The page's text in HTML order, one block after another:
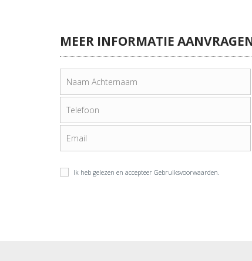
MEER INFORMATIE
Ik heb gelezen en accepteer Gebruiksvoorwaarden.